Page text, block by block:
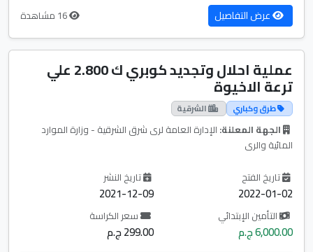
عرض التفاصيل
عملية احلال وتجديد كوبري ك 2.800 علي
ترعة الاخيوة
طرق وكباري الشرقية
الجهة المعلنة: الإدارة العامة لرى شرق الشرقية - وزارة الموارد
المائية والرى
تاريخ الفتح
2022-01-02
تاريخ النشر
2021-12-09
التأمين الإبتدائي
6,000.00 ج.م
سعر الكراسة
299.00 ج.م